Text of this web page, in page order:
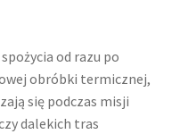
od razu po
obróbki termicznej,
się podczas misji
dalekich tras